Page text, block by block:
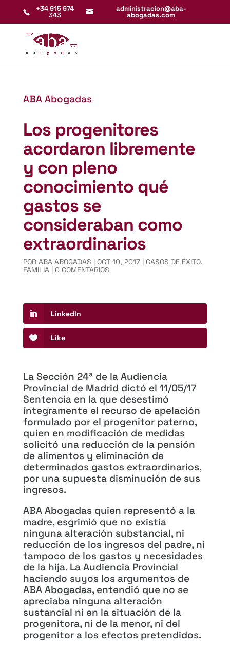
+34 915 974
343
administracion@aba-
abogadas.com
ABA Abogadas
Los progenitores
acordaron libremente
y con pleno
conocimiento qué
gastos se
consideraban como
extraordinarios
POR ABA ABOGADAS | OCT 10, 2017| CASOS DE ÉXITO,
FAMILIA| 0 COMENTARIOS
LinkedIn
Like
La Sección 24ª de la Audiencia
Provincial de Madrid dictó el 11/05/17
Sentencia en la que desestimó
íntegramente el recurso de apelación
formulado por el progenitor paterno,
quien en modificación de medidas
solicitó una reducción de la pensión
de alimentos y eliminación de
determinados gastos extraordinarios,
por una supuesta disminución de sus
ingresos.
ABA Abogadas quien representó a la
madre, esgrimió que no existía
ninguna alteración substancial, ni
reducción de los ingresos del padre, ni
tampoco de los gastos y necesidades
de la hija. La Audiencia Provincial
haciendo suyos los argumentos de
ABA Abogadas, entendió que no se
apreciaba ninguna alteración
sustancial ni en la situación de la
progenitora, ni de la menor, ni del
progenitor a los efectos pretendidos.